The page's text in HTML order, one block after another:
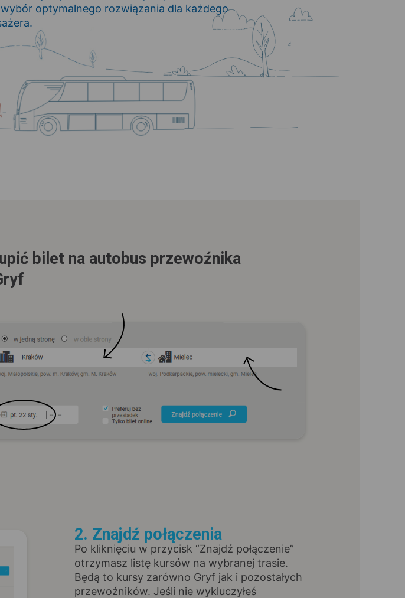
optymalnego rozwiązania dla każdego
bilet na autobus przewoźnika
2. Znajdź połączenia
Po kliknięciu w przycisk “Znajdź połączenie”
otrzymasz listę kursów na wybranej trasie.
Będą to kursy zarówno Gryf jak i pozostałych
przewoźników. Jeśli nie wykluczyłeś